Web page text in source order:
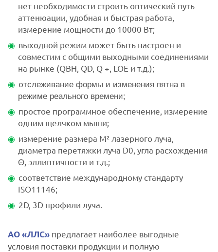
нет необходимости строить оптический путь
аттенюации, удобная и быстрая работа,
измерение мощности до 10000 Вт;
выходной режим может быть настроен и
совместим с общими выходными соединениями
на рынке (QBH, QD, Q +, LOE и т.д.);
отслеживание формы и изменения пятна в
режиме реального времени;
простое программное обеспечение, измерение
одним щелчком мыши;
измерение размера M² лазерного луча,
диаметра перетяжки луча D0, угла расхождения
Θ, эллиптичности и т.д.;
соответствие международному стандарту
ISO11146;
2D, 3D профили луча.
АО «ЛЛС» предлагает наиболее выгодные
условия поставки продукции и полную